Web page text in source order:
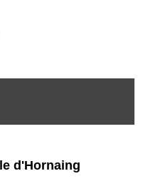
d'Hornaing